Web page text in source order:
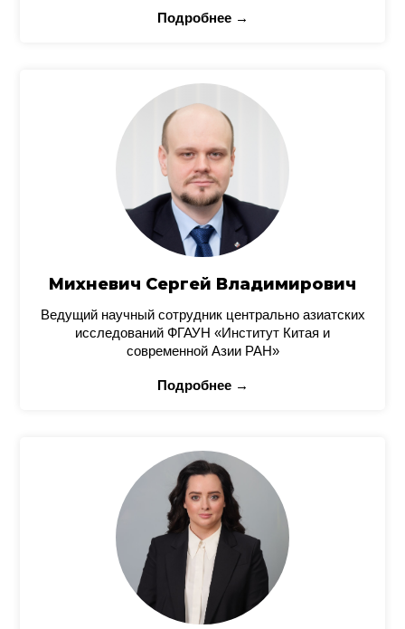
Подробнее →
Михневич Сергей Владимирович
Ведущий научный сотрудник центрально азиатских
исследований ФГАУН «Институт Китая и
современной Азии РАН»
Подробнее →